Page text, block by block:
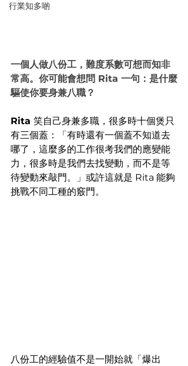
行業知多啲
一個人做八份工，難度系數可想而知非
常高。你可能會想問 Rita 一句：是什麼
驅使你要身兼八職？
Rita 笑自己身兼多職，很多時十個煲只
有三個蓋：「有時還有一個蓋不知道去
哪了，這麼多的工作很考我們的應變能
力，很多時是我們去找變動，而不是等
待變動來敲門。」或許這就是 Rita 能夠
挑戰不同工種的竅門。
八份工的經驗值不是一開始就「爆出